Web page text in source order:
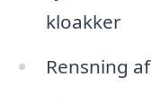
kloakker
Rensning